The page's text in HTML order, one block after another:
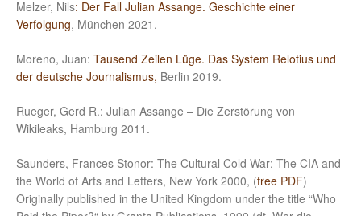
Melzer, Nils: Der Fall Julian Assange. Geschichte einer
Verfolgung, München 2021.
Moreno, Juan: Tausend Zeilen Lüge. Das System Relotius und
der deutsche Journalismus, Berlin 2019.
Rueger, Gerd R.: Julian Assange – Die Zerstörung von
Wikileaks, Hamburg 2011.
Saunders, Frances Stonor: The Cultural Cold War: The CIA and
the World of Arts and Letters, New York 2000, (free PDF)
Originally published in the United Kingdom under the title “Who